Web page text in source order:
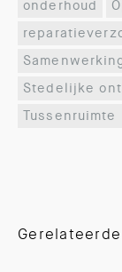
onderhoud
Stedelijke
Tussenruimte